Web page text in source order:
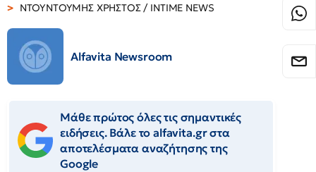
ΝΤΟΥΝΤΟΥΜΗΣ ΧΡΗΣΤΟΣ / INTIME NEWS
Alfavita Newsroom
Μάθε πρώτος όλες τις σημαντικές
ειδήσεις. Βάλε το alfavita.gr στα
αποτελέσματα αναζήτησης της
Google